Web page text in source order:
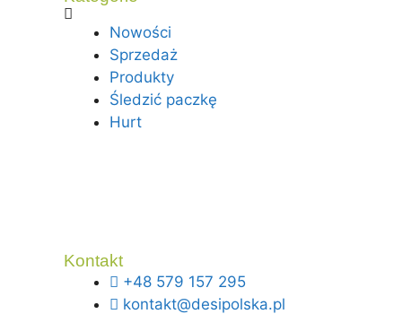
Nowości
Sprzedaż
Produkty
Śledzić paczkę
Hurt
Kontakt
+48 579 157 295
kontakt@desipolska.pl